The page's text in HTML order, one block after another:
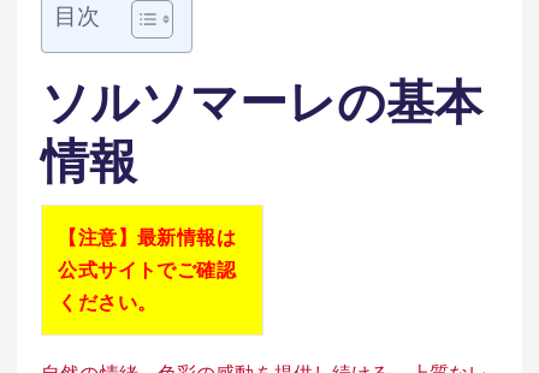
目次
ソルソマーレの基本
情報
【注意】最新情報は
公式サイトでご確認
ください。